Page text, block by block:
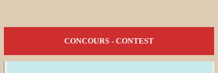
CONCOURS - CONTEST